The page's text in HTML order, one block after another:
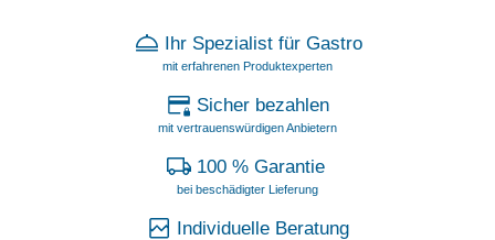
Ihr Spezialist für Gastro
mit erfahrenen Produktexperten
Sicher bezahlen
mit vertrauenswürdigen Anbietern
100 % Garantie
bei beschädigter Lieferung
Individuelle Beratung